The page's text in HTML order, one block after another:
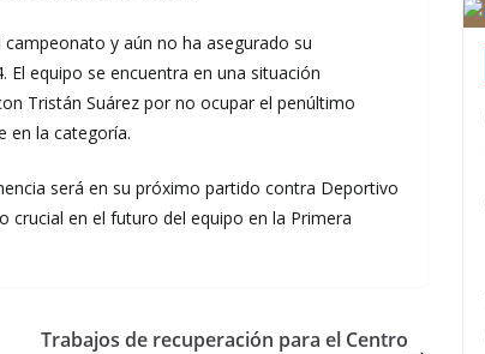
y aún no ha asegurado su
equipo se encuentra en una situación
Tristán Suárez por no ocupar el penúltimo
en la categoría.
será en su próximo partido contra Deportivo
crucial en el futuro del equipo en la Primera
Trabajos de recuperación para el Centro